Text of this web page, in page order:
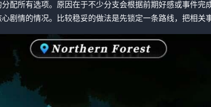
配所有选项。原因在于不少分支会根据前期好感或事件
剧情的情况。比较稳妥的做法是先锁定一条路线，把相关